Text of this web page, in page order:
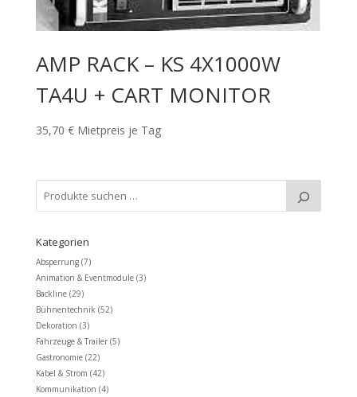
AMP RACK – KS 4X1000W
TA4U + CART MONITOR
35,70 € Mietpreis je Tag
Kategorien
Absperrung (7)
Animation & Eventmodule (3)
Backline (29)
Bühnentechnik (52)
Dekoration (3)
Fahrzeuge & Trailer (5)
Gastronomie (22)
Kabel & Strom (42)
Kommunikation (4)